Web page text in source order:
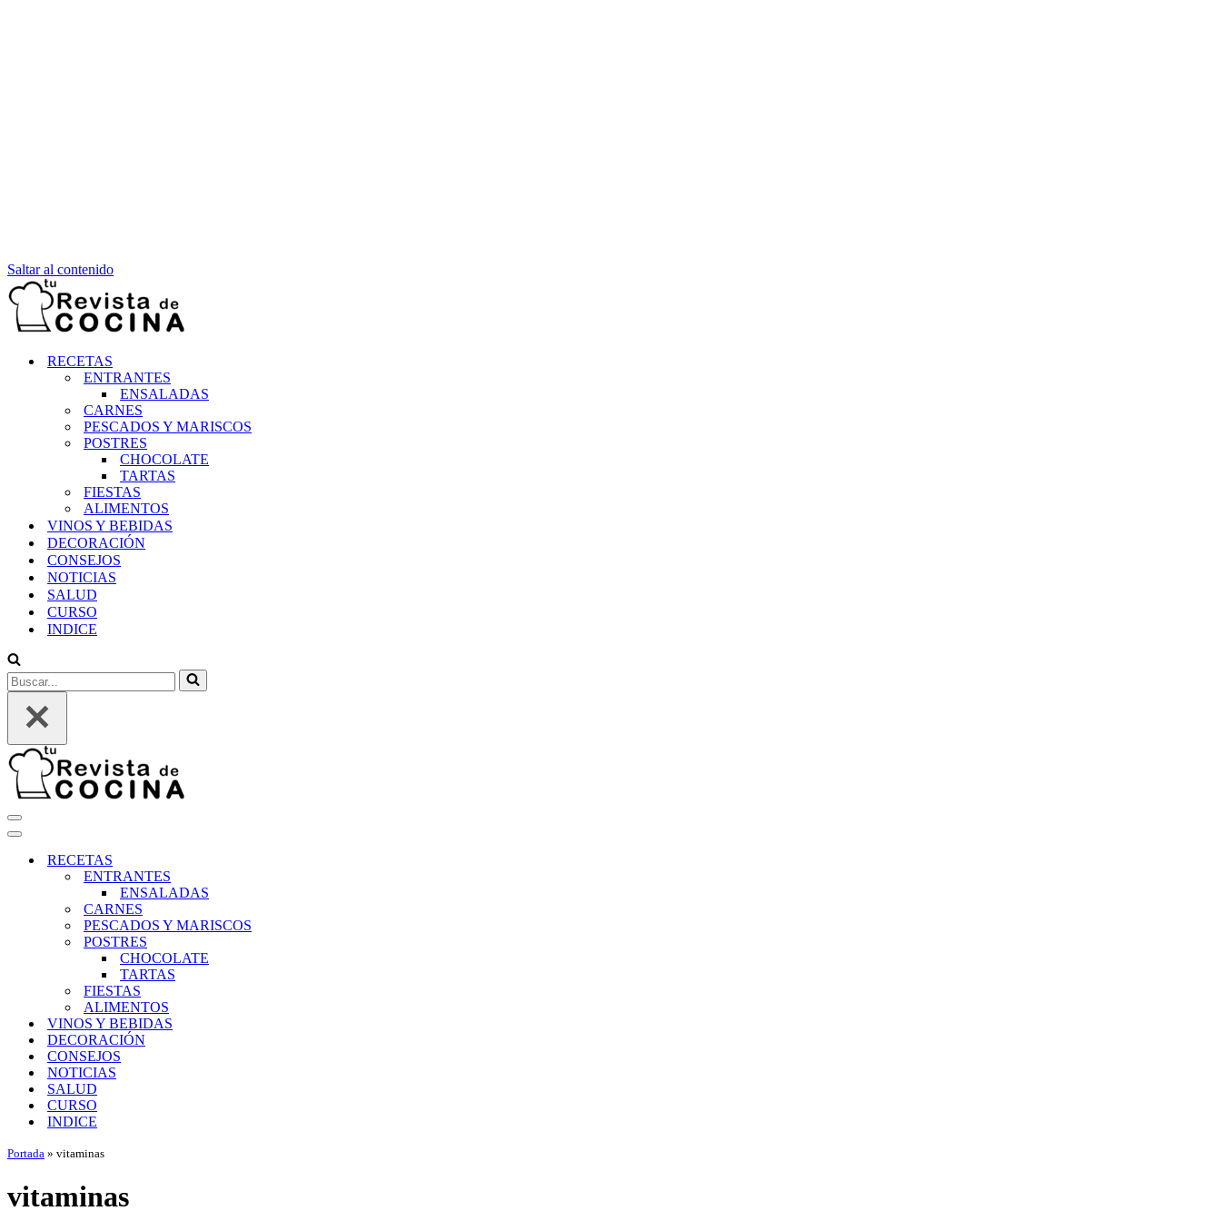
Saltar al contenido
RECETAS
ENTRANTES
ENSALADAS
CARNES
PESCADOS Y MARISCOS
POSTRES
CHOCOLATE
TARTAS
FIESTAS
ALIMENTOS
VINOS Y BEBIDAS
DECORACIÓN
CONSEJOS
NOTICIAS
SALUD
CURSO
INDICE
Buscar...
Menú
de
Menú
navegaciónRECETAS
ENTRANTES
ENSALADAS
CARNES
PESCADOS Y MARISCOS
POSTRES
CHOCOLATE
TARTAS
FIESTAS
ALIMENTOS
VINOS Y BEBIDAS
DECORACIÓN
CONSEJOS
NOTICIAS
SALUD
CURSO
INDICE
Portada » vitaminas
vitaminas